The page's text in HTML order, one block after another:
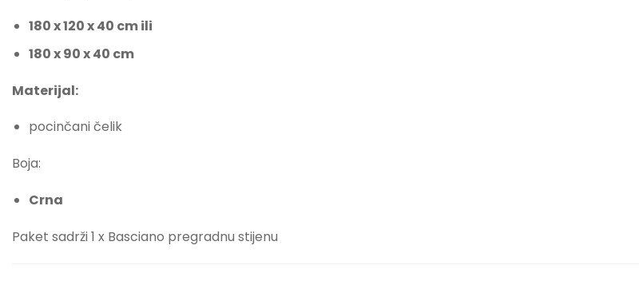
180 x 120 x 40 cm ili
180 x 90 x 40 cm
Materijal:
pocinčani čelik
Boja:
Crna
Paket sadrži 1 x Basciano pregradnu stijenu